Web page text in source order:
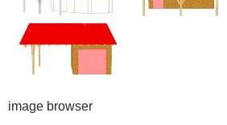
image browser